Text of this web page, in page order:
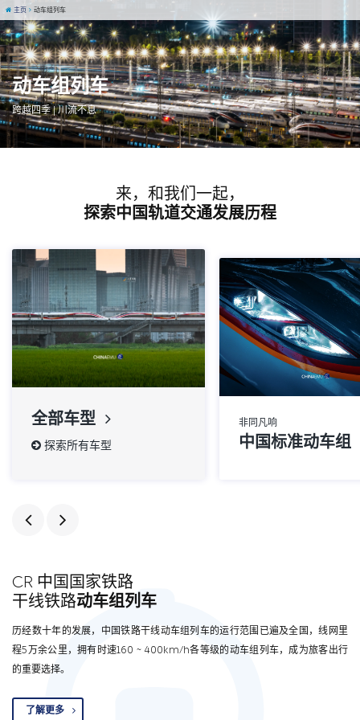
动车组列车
跨越四季 | 川流不息
主页 动车组列车
来，和我们一起，
探索中国轨道交通发展历程
全部车型
探索所有车型
非同凡响
中国标准动车组
CR 中国国家铁路
干线铁路动车组列车
历经数十年的发展，中国铁路干线动车组列车的运行范围已遍及全国，线网里
程5万余公里，拥有时速160 ~ 400km/h各等级的动车组列车，成为旅客出行
的重要选择。
了解更多